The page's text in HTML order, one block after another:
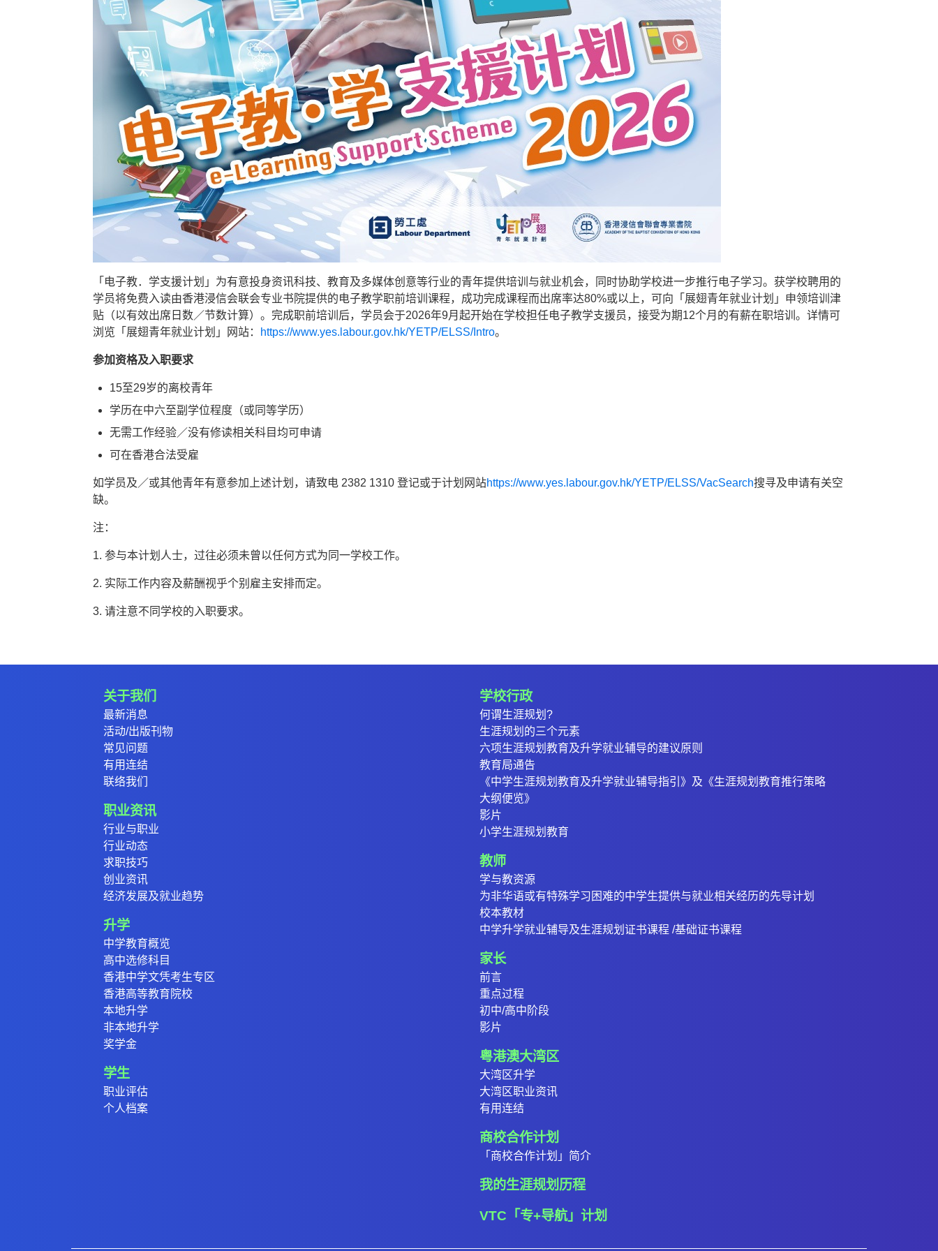
「电子教．学支援计划」为有意投身资讯科技、教育及多媒体创意等行业的青年提供培训与就业机会，同时协助学校进一步推行电子学习。获学校聘用的
学员将免费入读由香港浸信会联会专业书院提供的电子教学职前培训课程，成功完成课程而出席率达80%或以上，可向「展翅青年就业计划」申领培训津
贴（以有效出席日数／节数计算）。完成职前培训后，学员会于2026年9月起开始在学校担任电子教学支援员，接受为期12个月的有薪在职培训。详情可
浏览「展翅青年就业计划」网站：
https://www.yes.labour.gov.hk/YETP/ELSS/Intro。
参加资格及入职要求
15至29岁的离校青年
学历在中六至副学位程度（或同等学历）
无需工作经验／没有修读相关科目均可申请
可在香港合法受雇
如学员及／或其他青年有意参加上述计划，请致电 2382 1310 登记或于计划网站https://www.yes.labour.gov.hk/YETP/ELSS/VacSearch搜寻及申请有关空
缺。
注：
1. 参与本计划人士，过往必须未曾以任何方式为同一学校工作。
2. 实际工作内容及薪酬视乎个别雇主安排而定。
3. 请注意不同学校的入职要求。
关于我们
最新消息
活动/出版刊物
常见问题
有用连结
联络我们
职业资讯
行业与职业
行业动态
求职技巧
创业资讯
经济发展及就业趋势
升学
中学教育概览
高中选修科目
香港中学文凭考生专区
香港高等教育院校
本地升学
非本地升学
奖学金
学生
职业评估
个人档案
学校行政
何谓生涯规划?
生涯规划的三个元素
六项生涯规划教育及升学就业辅导的建议原则
教育局通告
《中学生涯规划教育及升学就业辅导指引》及《生涯规划教育推行策略
大纲便览》
影片
小学生涯规划教育
教师
学与教资源
为非华语或有特殊学习困难的中学生提供与就业相关经历的先导计划
校本教材
中学升学就业辅导及生涯规划证书课程 /基础证书课程
家长
前言
重点过程
初中/高中阶段
影片
粤港澳大湾区
大湾区升学
大湾区职业资讯
有用连结
商校合作计划
「商校合作计划」简介
我的生涯规划历程
VTC「专+导航」计划